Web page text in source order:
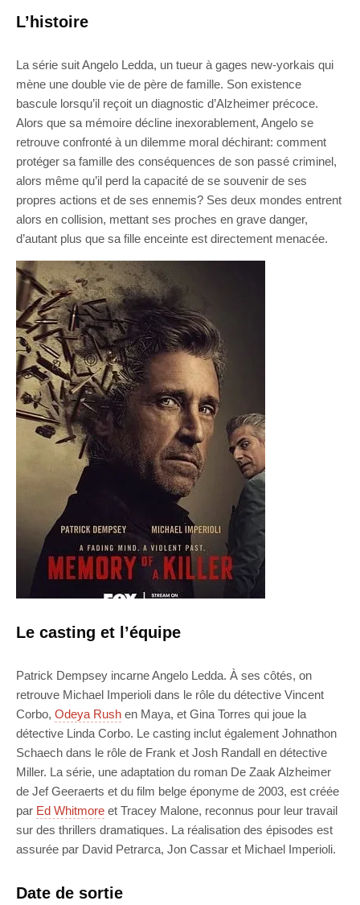
L’histoire
La série suit Angelo Ledda, un tueur à gages new-yorkais qui
mène une double vie de père de famille. Son existence
bascule lorsqu’il reçoit un diagnostic d’Alzheimer précoce.
Alors que sa mémoire décline inexorablement, Angelo se
retrouve confronté à un dilemme moral déchirant: comment
protéger sa famille des conséquences de son passé criminel,
alors même qu’il perd la capacité de se souvenir de ses
propres actions et de ses ennemis? Ses deux mondes entrent
alors en collision, mettant ses proches en grave danger,
d’autant plus que sa fille enceinte est directement menacée.
Le casting et l’équipe
Patrick Dempsey incarne Angelo Ledda. À ses côtés, on
retrouve Michael Imperioli dans le rôle du détective Vincent
Corbo, Odeya Rush en Maya, et Gina Torres qui joue la
détective Linda Corbo. Le casting inclut également Johnathon
Schaech dans le rôle de Frank et Josh Randall en détective
Miller. La série, une adaptation du roman De Zaak Alzheimer
de Jef Geeraerts et du film belge éponyme de 2003, est créée
par Ed Whitmore et Tracey Malone, reconnus pour leur travail
sur des thrillers dramatiques. La réalisation des épisodes est
assurée par David Petrarca, Jon Cassar et Michael Imperioli.
Date de sortie